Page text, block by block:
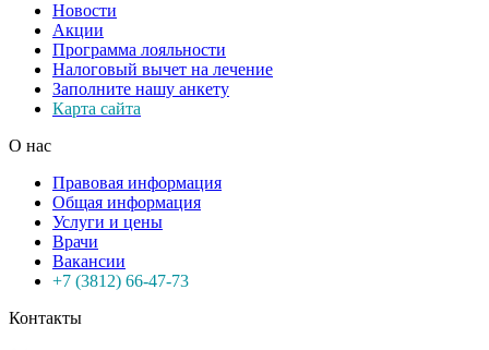
Новости
Акции
Программа лояльности
Налоговый вычет на лечение
Заполните нашу анкету
Карта сайта
О нас
Правовая информация
Общая информация
Услуги и цены
Врачи
Вакансии
+7 (3812) 66-47-73
Контакты